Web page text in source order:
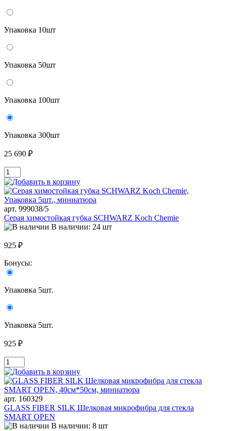
Упаковка 10шт
Упаковка 50шт
Упаковка 100шт
Упаковка 300шт
25 690 ₽
арт. 999038/5
Серая химостойкая губка SCHWARZ Koch Chemie
В наличии: 24 шт
925 ₽
Бонусы:
Упаковка 5шт.
Упаковка 5шт.
925 ₽
арт. 160329
GLASS FIBER SILK Шелковая микрофибра для стекла
SMART OPEN
В наличии: 8 шт